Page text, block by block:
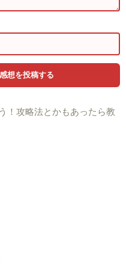
！攻略法とかもあったら教